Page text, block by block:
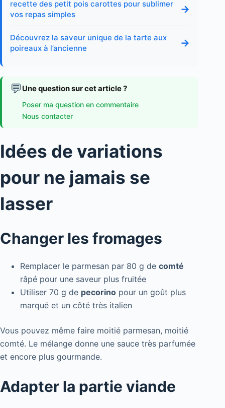
recette des petit pois carottes pour sublimer
vos repas simples
→
Découvrez la saveur unique de la tarte aux
poireaux à l’ancienne
→
💬 Une question sur cet article ?
Poser ma question en commentaire
Nous contacter
Idées de variations
pour ne jamais se
lasser
Changer les fromages
Remplacer le parmesan par 80 g de comté
râpé pour une saveur plus fruitée
Utiliser 70 g de pecorino pour un goût plus
marqué et un côté très italien
Vous pouvez même faire moitié parmesan, moitié
comté. Le mélange donne une sauce très parfumée
et encore plus gourmande.
Adapter la partie viande